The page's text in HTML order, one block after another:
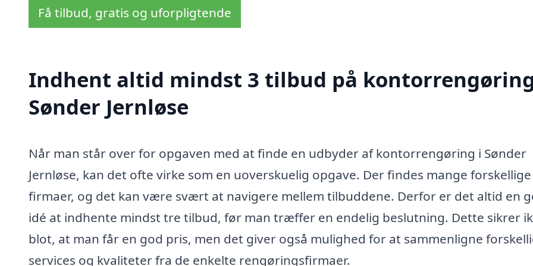
Få tilbud, gratis og uforpligtende
Indhent altid mindst 3 tilbud på
Sønder Jernløse
Når man står over for opgaven med at finde en udbyder af kontorrengøring i Sønder
Jernløse, kan det ofte virke som en uoverskuelig opgave. Der findes mange forskellige
firmaer, og det kan være svært at navigere mellem tilbuddene. Derfor er det altid en
idé at indhente mindst tre tilbud, før man træffer en endelig beslutning. Dette sikrer
blot, at man får en god pris, men det giver også mulighed for at sammenligne
services og kvaliteter fra de enkelte rengøringsfirmaer.